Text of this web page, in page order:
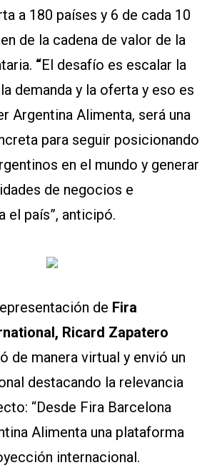
a 180 países y 6 de cada 10
de la cadena de valor de la
“El desafío es escalar la
demanda y la oferta y eso es
Argentina Alimenta, será una
para seguir posicionando
en el mundo y generar
de negocios e
el país”, anticipó.
de Fira
Ricard Zapatero
de manera virtual y envió un
destacando la relevancia
“Desde Fira Barcelona
Alimenta una plataforma
internacional.